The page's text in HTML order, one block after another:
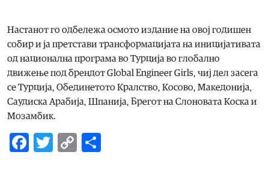
Настанот го одбележа осмото издание на овој годишен
собир и ја претстави трансформацијата на иницијативата
од национална програма во Турција во глобално
движење под брендот Global Engineer Girls, чиј дел засега
се Турција, Обединетото Кралство, Косово, Македонија,
Саудиска Арабија, Шпанија, Брегот на Слоновата Коска и
Мозамбик.
Facebook
Twitter
Copy